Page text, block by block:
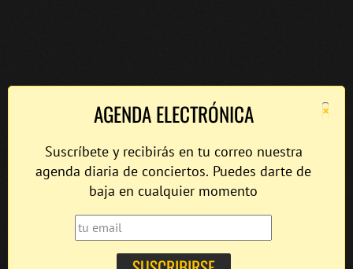
×
AGENDA ELECTRÓNICA
Suscríbete y recibirás en tu correo nuestra
agenda diaria de conciertos. Puedes darte de
baja en cualquier momento